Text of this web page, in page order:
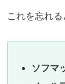
これを忘れる
ソフマ